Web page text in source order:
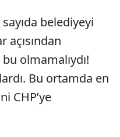
belediyeyi
açısından
olmamalıydı!
Bu ortamda en
CHP’ye